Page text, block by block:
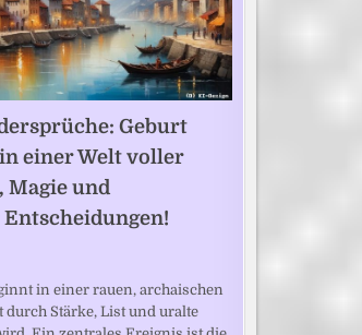
Geburt
einer Welt voller
Magie und
in einer rauen, archaischen
durch Stärke, List und uralte